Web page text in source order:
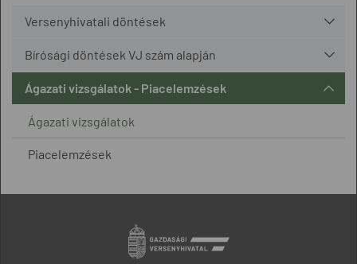
Versenyhivatali döntések
Bírósági döntések VJ szám alapján
Ágazati vizsgálatok - Piacelemzések
Ágazati vizsgálatok
Piacelemzések